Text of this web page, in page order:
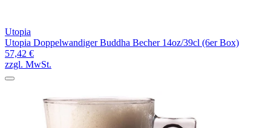
Utopia
Utopia Doppelwandiger Buddha Becher 14oz/39cl (6er Box)
57,42 €
zzgl. MwSt.